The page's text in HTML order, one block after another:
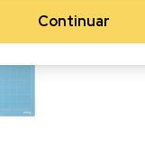
Continuar